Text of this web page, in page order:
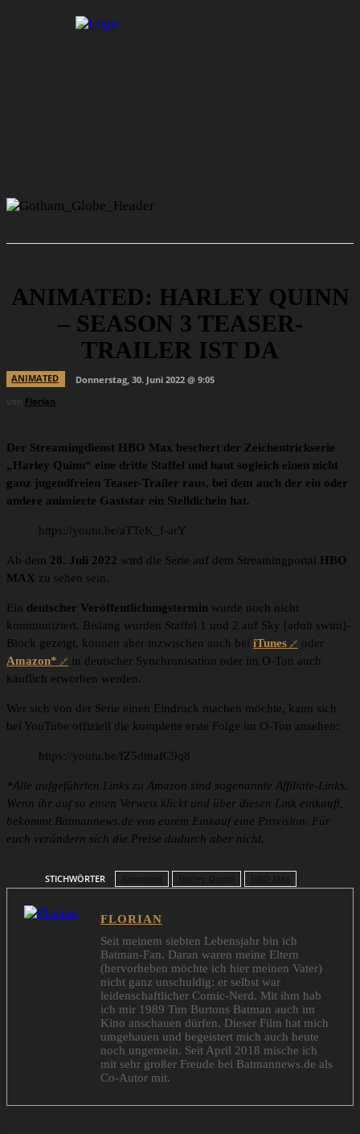
ANIMATED: HARLEY QUINN
– SEASON 3 TEASER-
TRAILER IST DA
ANIMATED
Donnerstag, 30. Juni 2022 @ 9:05
von Florian
Der Streamingdienst HBO Max beschert der Zeichentrickserie
„Harley Quinn“ eine dritte Staffel und haut sogleich einen nicht
ganz jugendfreien Teaser-Trailer raus, bei dem auch der ein oder
andere animierte Gaststar ein Stelldichein hat.
https://youtu.be/aTTeK_f-arY
Ab dem 28. Juli 2022 wird die Serie auf dem Streamingportal HBO
MAX zu sehen sein.
Ein deutscher Veröffentlichungstermin wurde noch nicht
kommuniziert. Bislang wurden Staffel 1 und 2 auf Sky [adult swim]-
Block gezeigt, können aber inzwischen auch bei iTunes
oder
Amazon*
in deutscher Synchronisation oder im O-Ton auch
käuflich erworben werden.
Wer sich von der Serie einen Eindruck machen möchte, kann sich
bei YouTube offiziell die komplette erste Folge im O-Ton ansehen:
https://youtu.be/fZ5dmafC9q8
*Alle aufgeführten Links zu Amazon sind sogenannte Affiliate-Links.
Wenn ihr auf so einen Verweis klickt und über diesen Link einkauft,
bekommt Batmannews.de von eurem Einkauf eine Provision. Für
euch verändern sich die Preise dadurch aber nicht.
STICHWÖRTER
FLORIAN
Seit meinem siebten Lebensjahr bin ich
Batman-Fan. Daran waren meine Eltern
(hervorheben möchte ich hier meinen Vater)
nicht ganz unschuldig: er selbst war
leidenschaftlicher Comic-Nerd. Mit ihm hab
ich mir 1989 Tim Burtons Batman auch im
Kino anschauen dürfen. Dieser Film hat mich
umgehauen und begeistert mich auch heute
noch ungemein. Seit April 2018 mische ich
mit sehr großer Freude bei Batmannews.de als
Co-Autor mit.